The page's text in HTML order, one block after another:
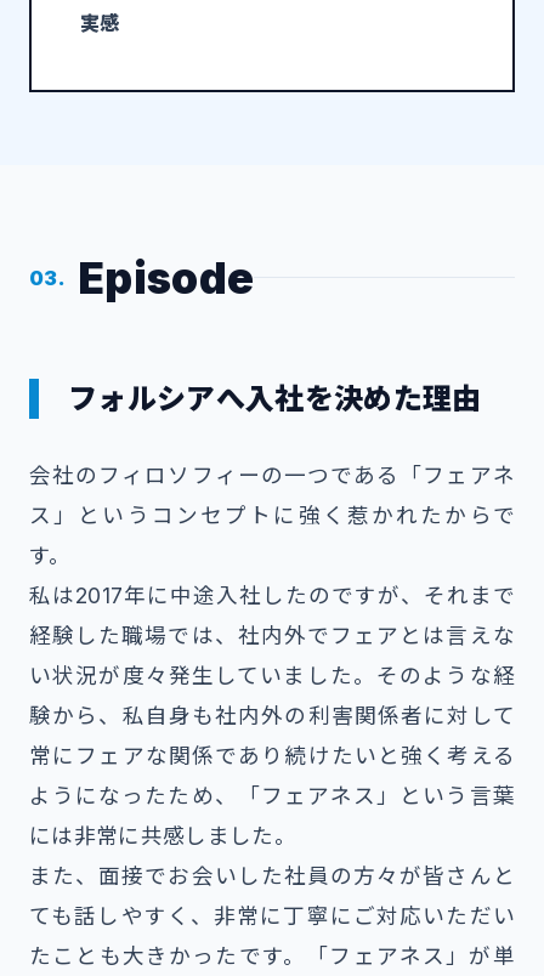
実感
03. Episode
フォルシアへ入社を決めた理由
会社の フィロソフィーの一つである「フェアネ
ス」というコンセプトに強く惹かれたからで
す。
私は2017年に中途入社したのですが、それまで
経験した職場では、社内外でフェアとは言えな
い状況が度々発生していました。そのような経
験から、私自身も社内外の利害関係者に対して
常にフェアな関係であり続けたいと強く考える
ようになったため、「フェアネス」という言葉
には非常に共感しました。
また、面接でお会いした社員の方々が皆さんと
ても話しやすく、非常に丁寧にご対応いただい
たことも大きかったです。「フェアネス」が単